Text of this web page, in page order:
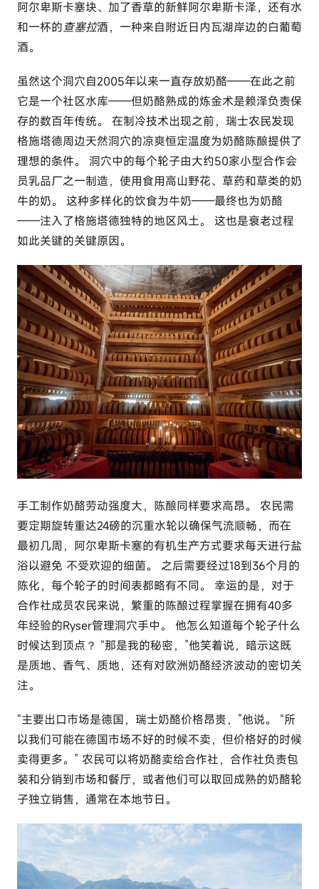
阿尔卑斯卡塞块、加了香草的新鲜阿尔卑斯卡泽，还有水
和一杯的查塞拉酒，一种来自附近日内瓦湖岸边的白葡萄
酒。
虽然这个洞穴自2005年以来一直存放奶酪——在此之前
它是一个社区水库——但奶酪熟成的炼金术是赖泽负责保
存的数百年传统。 在制冷技术出现之前，瑞士农民发现
格施塔德周边天然洞穴的凉爽恒定温度为奶酪陈酿提供了
理想的条件。 洞穴中的每个轮子由大约50家小型合作会
员乳品厂之一制造，使用食用高山野花、草药和草类的奶
牛的奶。 这种多样化的饮食为牛奶——最终也为奶酪
——注入了格施塔德独特的地区风土。 这也是衰老过程
如此关键的关键原因。
手工制作奶酪劳动强度大，陈酿同样要求高昂。 农民需
要定期旋转重达24磅的沉重水轮以确保气流顺畅，而在
最初几周，阿尔卑斯卡塞的有机生产方式要求每天进行盐
浴以避免 不受欢迎的细菌。 之后需要经过18到36个月的
陈化，每个轮子的时间表都略有不同。 幸运的是，对于
合作社成员农民来说，繁重的陈酿过程掌握在拥有40多
年经验的Ryser管理洞穴手中。 他怎么知道每个轮子什么
时候达到顶点？ “那是我的秘密，”他笑着说，暗示这既
是质地、香气、质地，还有对欧洲奶酪经济波动的密切关
注。
“主要出口市场是德国，瑞士奶酪价格昂贵，”他说。 “所
以我们可能在德国市场不好的时候不卖，但价格好的时候
卖得更多。” 农民可以将奶酪卖给合作社，合作社负责包
装和分销到市场和餐厅，或者他们可以取回成熟的奶酪轮
子独立销售，通常在本地节日。